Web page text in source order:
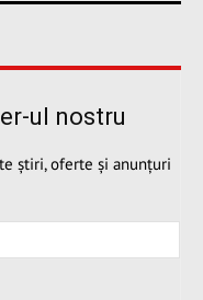
ul nostru
știri, oferte și anunțuri